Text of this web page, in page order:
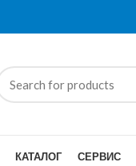
КАТАЛОГ СЕРВИС